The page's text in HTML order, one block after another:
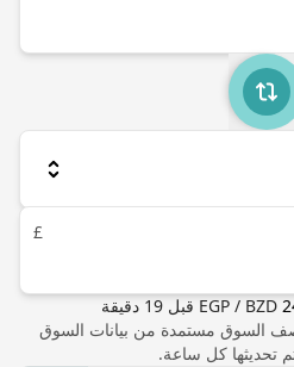
£
EGP / BZD قبل 19 دقيقة
السوق مستمدة من بيانات السوق
تحديثها كل ساعة.